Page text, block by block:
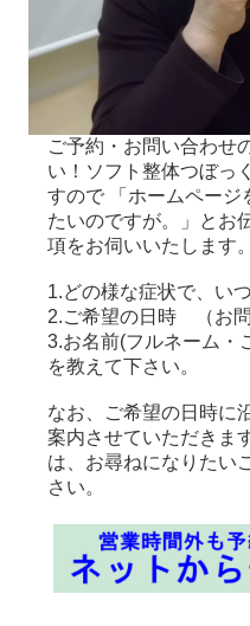
ご予約・お問い合わせ
い！ソフト整体つぼっ
すので 「ホームページ
たいのですが。」とお
項をお伺いいたします。
1.どの様な症状で、い
2.ご希望の日時 （お問
3.お名前(フルネーム・
を教えて下さい。
なお、ご希望の日時に
案内させていただきま
は、お尋ねになりたい
さい。